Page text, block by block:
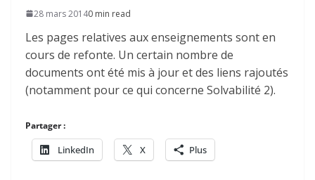
28 mars 20140 min read
Les pages relatives aux enseignements sont en
cours de refonte. Un certain nombre de
documents ont été mis à jour et des liens rajoutés
(notamment pour ce qui concerne Solvabilité 2).
Partager :
LinkedIn X Plus